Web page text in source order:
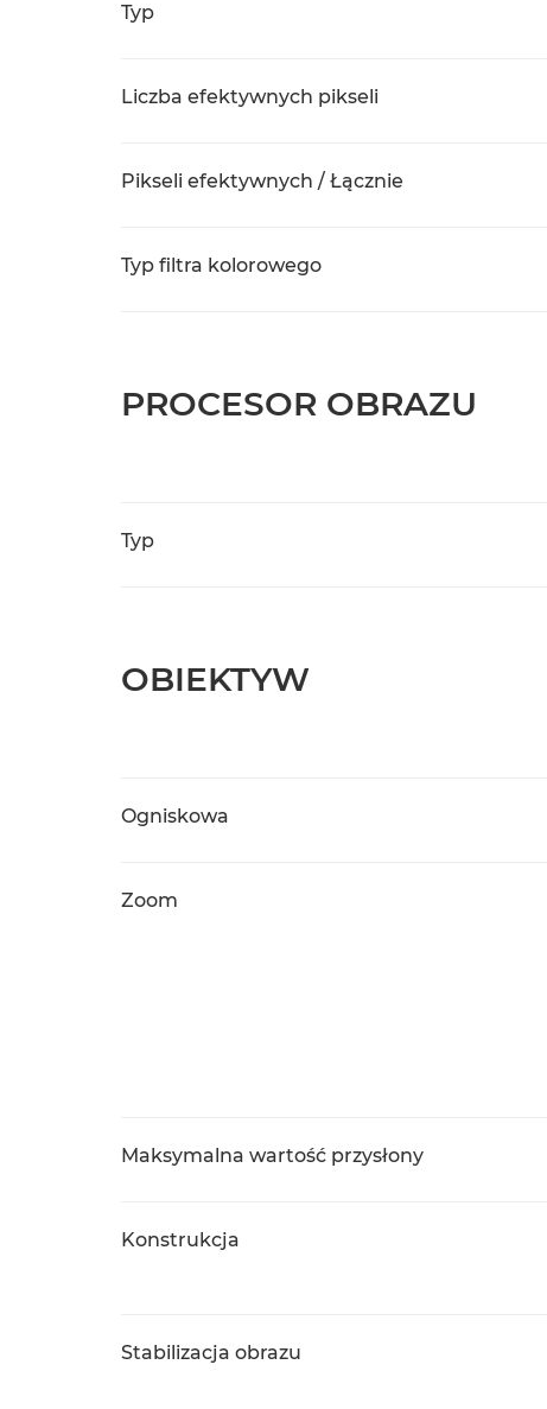
Typ
Liczba efektywnych pikseli
Pikseli efektywnych / Łącznie
Typ filtra kolorowego
PROCESOR OBRAZU
Typ
OBIEKTYW
Ogniskowa
Zoom
Maksymalna wartość przysłony
Konstrukcja
Stabilizacja obrazu